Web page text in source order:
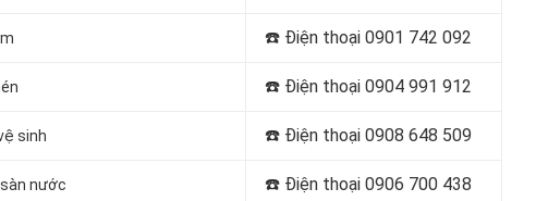
☎️ Điện thoại 0901 742 092
☎️ Điện thoại 0904 991 912
sinh ☎️ Điện thoại 0908 648 509
nước ☎️ Điện thoại 0906 700 438